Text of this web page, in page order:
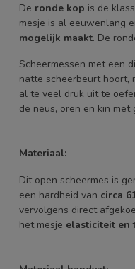
De ronde kop is de
mesje is al eeuwenlang
mogelijk maakt. De
Scheermessen met een
natte scheerbeurt hoort,
al te veel druk uit te
de neus, oren en kin met
Materiaal:
Dit open scheermes is
een ​​hardheid van circa
vervolgens direct
het mesje elasticiteit en